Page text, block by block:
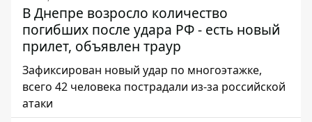
В Днепре возросло количество
погибших после удара РФ - есть новый
прилет, объявлен траур
Зафиксирован новый удар по многоэтажке,
всего 42 человека пострадали из-за российской
атаки